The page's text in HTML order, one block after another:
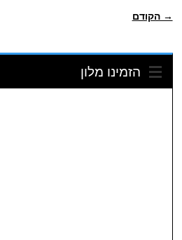
→ הקודם
הזמינו מלון